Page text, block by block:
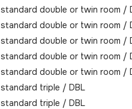
standard double or twin room /
standard double or twin room /
standard double or twin room /
standard double or twin room /
standard double or twin room /
standard triple / DBL
standard triple / DBL